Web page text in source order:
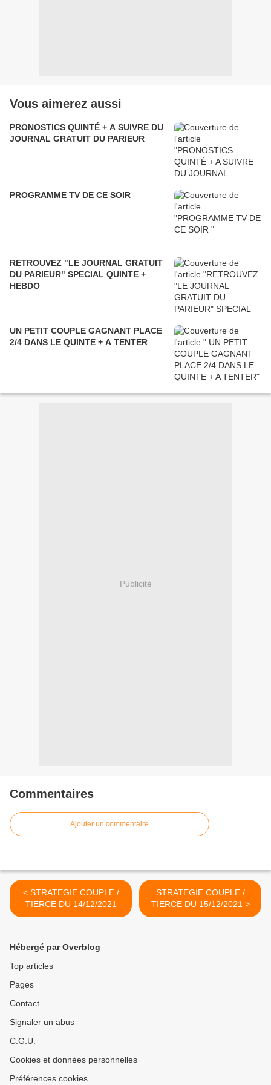
Vous aimerez aussi
PRONOSTICS QUINTÉ + A SUIVRE DU
JOURNAL GRATUIT DU PARIEUR
PROGRAMME TV DE CE SOIR
RETROUVEZ "LE JOURNAL GRATUIT
DU PARIEUR" SPECIAL QUINTE +
HEBDO
UN PETIT COUPLE GAGNANT PLACE
2/4 DANS LE QUINTE + A TENTER
Publicité
Commentaires
Ajouter un commentaire
< STRATEGIE COUPLE /
TIERCE DU 14/12/2021
STRATEGIE COUPLE /
TIERCE DU 15/12/2021 >
Hébergé par Overblog
Top articles
Pages
Contact
Signaler un abus
C.G.U.
Cookies et données personnelles
Préférences cookies